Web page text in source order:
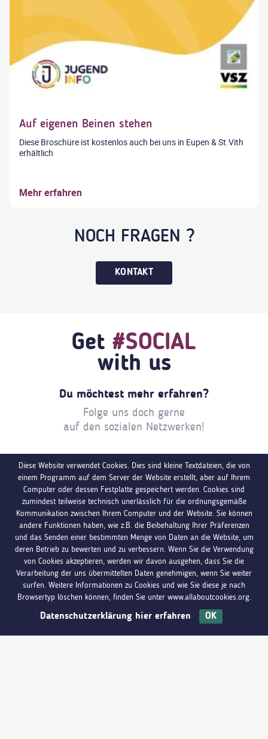
Auf eigenen Beinen stehen
Diese Broschüre ist kostenlos auch bei uns in Eupen & St.Vith
erhältlich
Mehr erfahren
NOCH FRAGEN ?
KONTAKT
Get #SOCIAL
with us
Du möchtest mehr erfahren?
Folge uns doch gerne
auf den sozialen Netzwerken!
Jugendinfo Eupen
Gospertstraße 24, B-4700 Eupen
+32 (0)87 744 119
eupen@jugendinfo.be
Du hast Fragen?Melde dich bei uns
Diese Website verwendet Cookies. Dies sind kleine Textdateien, die von
einem Programm auf dem Server der Website erstellt, aber auf Ihrem
Computer oder dessen Festplatte gespeichert werden. Cookies sind
zumindest teilweise technisch unerlässlich für die ordnungsgemäße
Kommunikation zwischen Ihrem Computer und der Website. Sie können
andere Funktionen haben, wie z.B. die Beibehaltung Ihrer Präferenzen
und das Senden einer bestimmten Menge von Daten an die Website, um
deren Betrieb zu bewerten und zu verbessern. Wenn Sie die Verwendung
von Cookies akzeptieren, werden wir davon ausgehen, dass Sie die
Verarbeitung der uns übermittelten Daten genehmigen, wenn Sie weiter
surfen. Weitere Informationen zu Cookies und wie Sie diese je nach
Browsertyp löschen können, finden Sie unter www.allaboutcookies.org.
Datenschutzerklärung hier erfahren OK